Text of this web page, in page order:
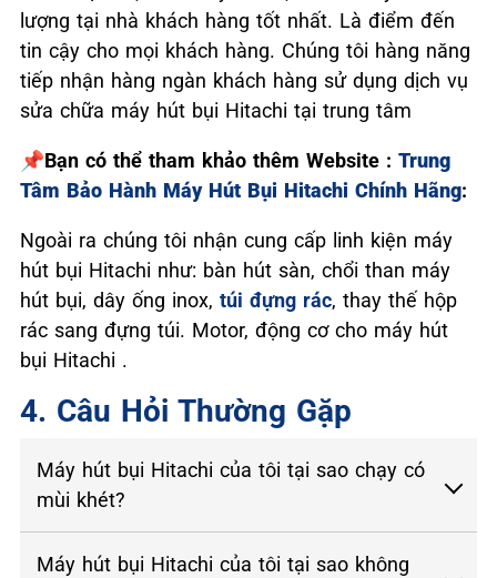
lượng tại nhà khách hàng tốt nhất. Là điểm đến
tin cậy cho mọi khách hàng. Chúng tôi hàng năng
tiếp nhận hàng ngàn khách hàng sử dụng dịch vụ
sửa chữa máy hút bụi Hitachi tại trung tâm
📌Bạn có thể tham khảo thêm Website : Trung
Tâm Bảo Hành Máy Hút Bụi Hitachi Chính Hãng:
Ngoài ra chúng tôi nhận cung cấp linh kiện máy
hút bụi Hitachi như: bàn hút sàn, chổi than máy
hút bụi, dây ống inox, túi đựng rác, thay thế hộp
rác sang đựng túi. Motor, động cơ cho máy hút
bụi Hitachi .
4. Câu Hỏi Thường Gặp
Máy hút bụi Hitachi của tôi tại sao chạy có
mùi khét?
Máy hút bụi Hitachi của tôi tại sao không